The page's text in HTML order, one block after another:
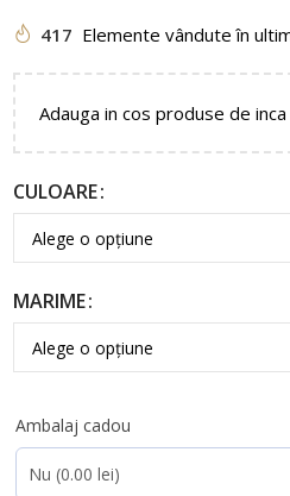
417 Elemente vândute în
Adauga in cos produse de inca
CULOARE
MARIME
Ambalaj cadou